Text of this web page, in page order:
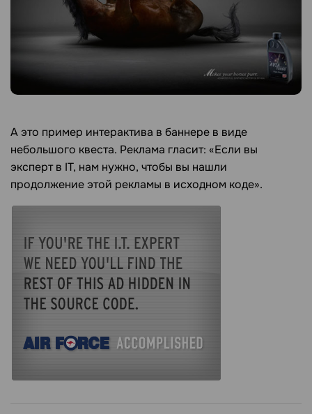
А это пример интерактива в баннере в виде
небольшого квеста. Реклама гласит: «Если вы
эксперт в IT, нам нужно, чтобы вы нашли
продолжение этой рекламы в исходном коде».